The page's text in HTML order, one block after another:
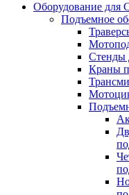
Оборудование для
Подъемное
Стенды
Краны